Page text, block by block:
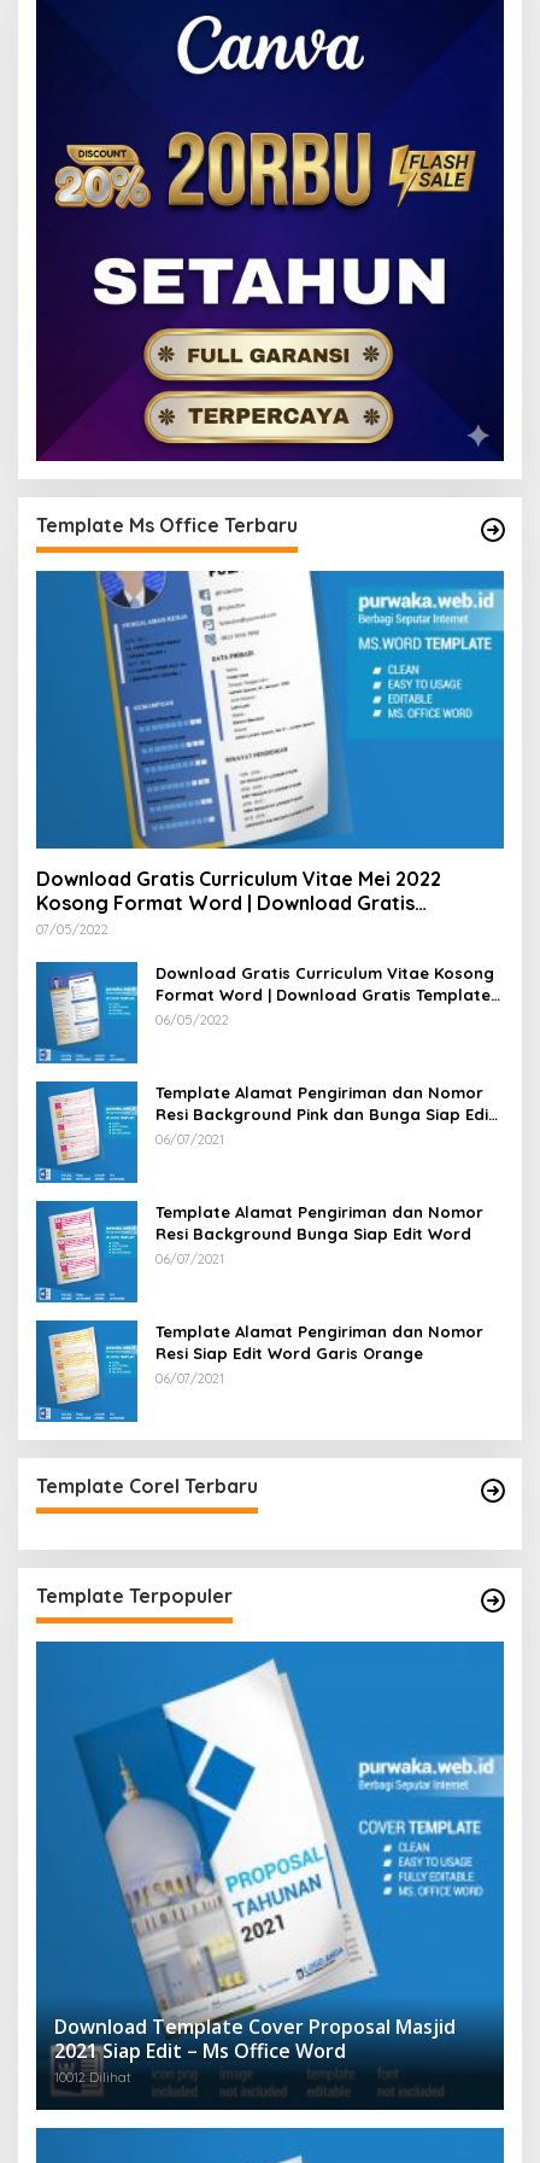
Template Ms Office Terbaru
Download Gratis Curriculum Vitae Mei 2022
Kosong Format Word | Download Gratis
Template CV Lamaran Kerja Doc Bisa Diedit
07/05/2022
Download Gratis Curriculum Vitae Kosong
Format Word | Download Gratis Template
CV Lamaran Kerja Doc Mudah Diedit
06/05/2022
Template Alamat Pengiriman dan Nomor
Resi Background Pink dan Bunga Siap Edit
Word
06/07/2021
Template Alamat Pengiriman dan Nomor
Resi Background Bunga Siap Edit Word
06/07/2021
Template Alamat Pengiriman dan Nomor
Resi Siap Edit Word Garis Orange
06/07/2021
Template Corel Terbaru
Template Terpopuler
Download Template Cover Proposal Masjid
2021 Siap Edit – Ms Office Word
10012 Dilihat